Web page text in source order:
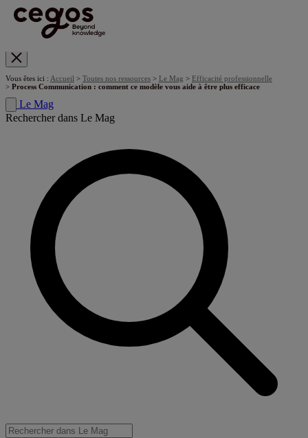
Vous êtes ici : Accueil > Toutes nos ressources > Le Mag > Efficacité professionnelle
> Process Communication : comment ce modèle vous aide à être plus efficace
Le Mag
Rechercher dans Le Mag